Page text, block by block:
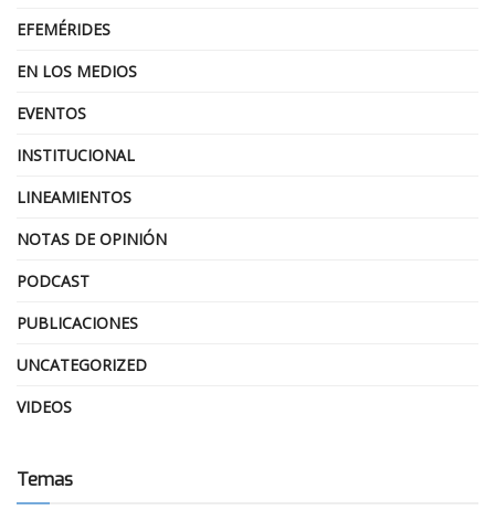
EFEMÉRIDES
EN LOS MEDIOS
EVENTOS
INSTITUCIONAL
LINEAMIENTOS
NOTAS DE OPINIÓN
PODCAST
PUBLICACIONES
UNCATEGORIZED
VIDEOS
Temas